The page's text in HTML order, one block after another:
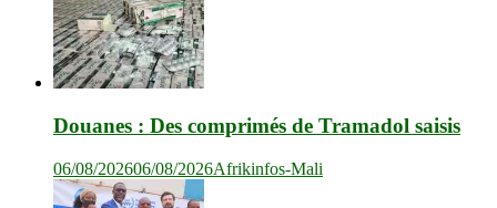
Douanes : Des comprimés de Tramadol saisis
06/08/202606/08/2026Afrikinfos-Mali